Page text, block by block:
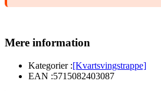
Mere information
Kategorier :[Kvartsvingstrappe]
EAN :5715082403087